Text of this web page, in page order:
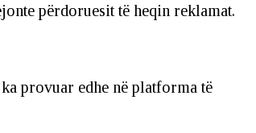
përdoruesit të heqin reklamat.
provuar edhe në platforma të